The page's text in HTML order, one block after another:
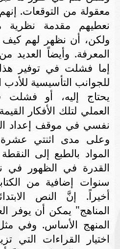
معقولة من التوقعات.
نعطيهم مقدمة نظرية
ولكن، أن نظهر لهم
المعرفة. وأيضاً العديد
إما فشلت في توفير
للجوانب التأسيسية للأدب
يحتاج إليه، أو فشلت
العملي لتلك الأفكار
نفسي في موقف إعداد
وعلى مدى اثنتي
المواد بالطبع إلى
القدرة في الظهور في
سنوات إضافية من
أخيراً. إنَّ النص
المناهج" يمكن أن يوفر
المنهج الأساس. وفي
اختيار القراءات التي